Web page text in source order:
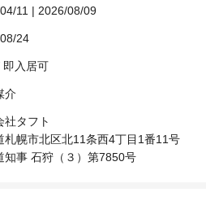
11 | 2026/08/09
24
即入居可
介
社タフト
札幌市北区北11条西4丁目1番11号
知事 石狩（３）第7850号